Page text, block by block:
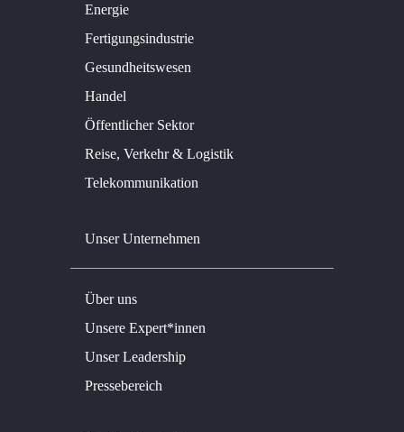
Energie
Fertigungsindustrie
Gesundheitswesen
Handel
Öffentlicher Sektor
Reise, Verkehr & Logistik
Telekommunikation
Unser Unternehmen
Über uns
Unsere Expert*innen
Unser Leadership
Pressebereich